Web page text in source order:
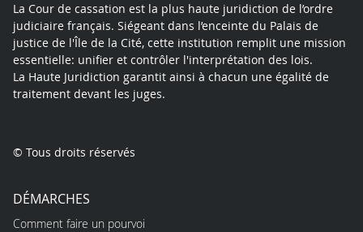
La Cour de cassation est la plus haute juridiction de l’ordre
judiciaire français. Siégeant dans l’enceinte du Palais de
justice de l'Île de la Cité, cette institution remplit une mission
essentielle: unifier et contrôler l'interprétation des lois.
La Haute Juridiction garantit ainsi à chacun une égalité de
traitement devant les juges.
© Tous droits réservés
DÉMARCHES
Comment faire un pourvoi